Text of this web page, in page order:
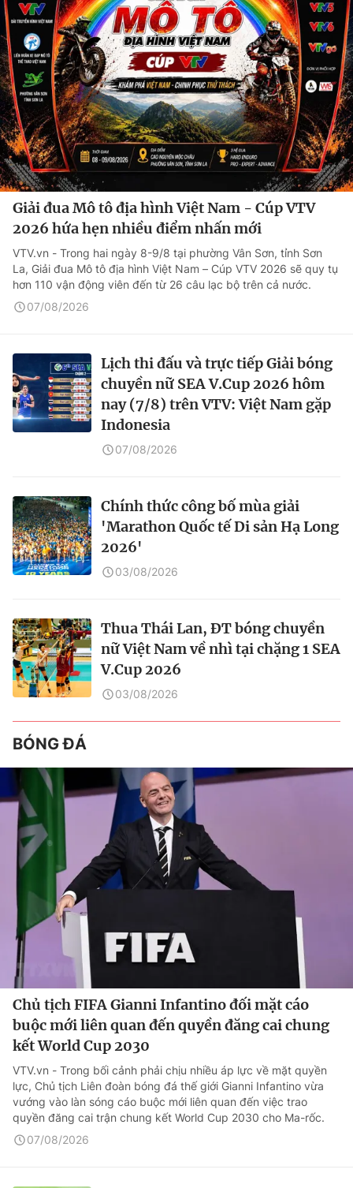
Giải đua Mô tô địa hình Việt Nam - Cúp VTV
2026 hứa hẹn nhiều điểm nhấn mới
VTV.vn - Trong hai ngày 8-9/8 tại phường Vân Sơn, tỉnh Sơn
La, Giải đua Mô tô địa hình Việt Nam – Cúp VTV 2026 sẽ quy tụ
hơn 110 vận động viên đến từ 26 câu lạc bộ trên cả nước.
07/08/2026
Lịch thi đấu và trực tiếp Giải bóng
chuyền nữ SEA V.Cup 2026 hôm
nay (7/8) trên VTV: Việt Nam gặp
Indonesia
07/08/2026
Chính thức công bố mùa giải
'Marathon Quốc tế Di sản Hạ Long
2026'
03/08/2026
Thua Thái Lan, ĐT bóng chuyền
nữ Việt Nam về nhì tại chặng 1 SEA
V.Cup 2026
03/08/2026
BÓNG ĐÁ
Chủ tịch FIFA Gianni Infantino đối mặt cáo
buộc mới liên quan đến quyền đăng cai chung
kết World Cup 2030
VTV.vn - Trong bối cảnh phải chịu nhiều áp lực về mặt quyền
lực, Chủ tịch Liên đoàn bóng đá thế giới Gianni Infantino vừa
vướng vào làn sóng cáo buộc mới liên quan đến việc trao
quyền đăng cai trận chung kết World Cup 2030 cho Ma-rốc.
07/08/2026